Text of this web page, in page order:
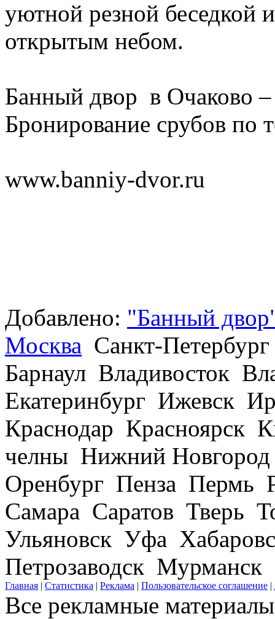
уютной резной беседкой
открытым небом.
Банный двор в Очаково –
Бронирование срубов по
www.banniy-dvor.ru
Добавлено: "Банный
Москва Санкт-
Барнаул Владивосток
Екатеринбург Ижевск
Краснодар Красноярск
челны Нижний
Оренбург Пенза Пермь
Самара Саратов Тверь
Ульяновск Уфа
Петрозаводск Мурманск
Главная | Статистика | Реклама | Пользовательское соглашение |
Все рекламные